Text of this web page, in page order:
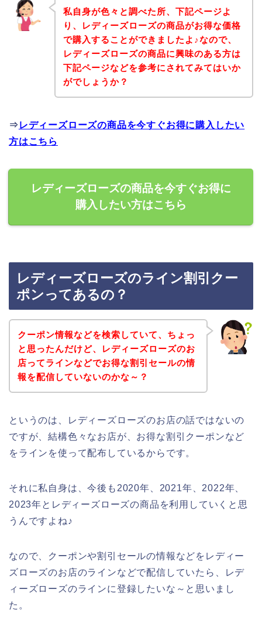
私自身が色々と調べた所、下記ページよ
り、レディーズローズの商品がお得な価格
で購入することができましたよ♪なので、
レディーズローズの商品に興味のある方は
下記ページなどを参考にされてみてはいか
がでしょうか？
⇒ レディーズローズの商品を今すぐお得に購入したい
方はこちら
レディーズローズの商品を今すぐお得に
購入したい方はこちら
レディーズローズのライン割引クー
ポンってあるの？
クーポン情報などを検索していて、ちょっ
と思ったんだけど、レディーズローズのお
店ってラインなどでお得な割引セールの情
報を配信していないのかな～？
というのは、レディーズローズのお店の話ではないの
ですが、結構色々なお店が、お得な割引クーポンなど
をラインを使って配布しているからです。
それに私自身は、今後も2020年、2021年、2022年、
2023年とレディーズローズの商品を利用していくと思
うんですよね♪
なので、クーポンや割引セールの情報などをレディー
ズローズのお店のラインなどで配信していたら、レデ
ィーズローズのラインに登録したいな～と思いまし
た。